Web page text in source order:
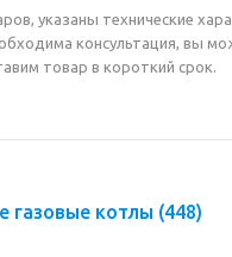
указаны технические
консультация, вы
товар в короткий срок.
газовые котлы (448)